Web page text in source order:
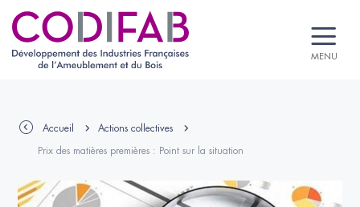
MENU
Accueil Actions collectives
Prix des matières premières : Point sur la situation